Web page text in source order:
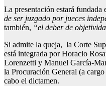
La presentación estará fundada
de ser juzgado por jueces
también, “el deber de
Si admite la queja, la Corte
está integrada por Horacio
Lorenzetti y Manuel García-
la Procuración General (a
cabo el dictamen.